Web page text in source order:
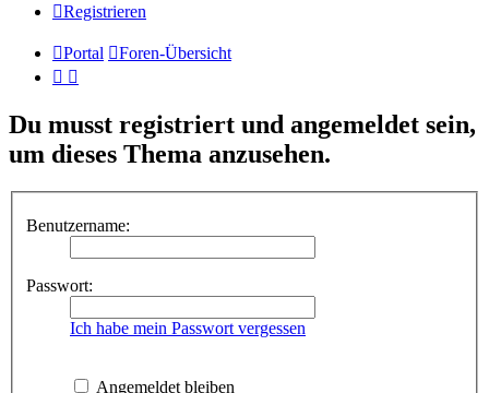
Registrieren
Portal Foren-Übersicht
Du musst registriert und angemeldet sein,
um dieses Thema anzusehen.
Benutzername:
Passwort:
Ich habe mein Passwort vergessen
Angemeldet bleiben